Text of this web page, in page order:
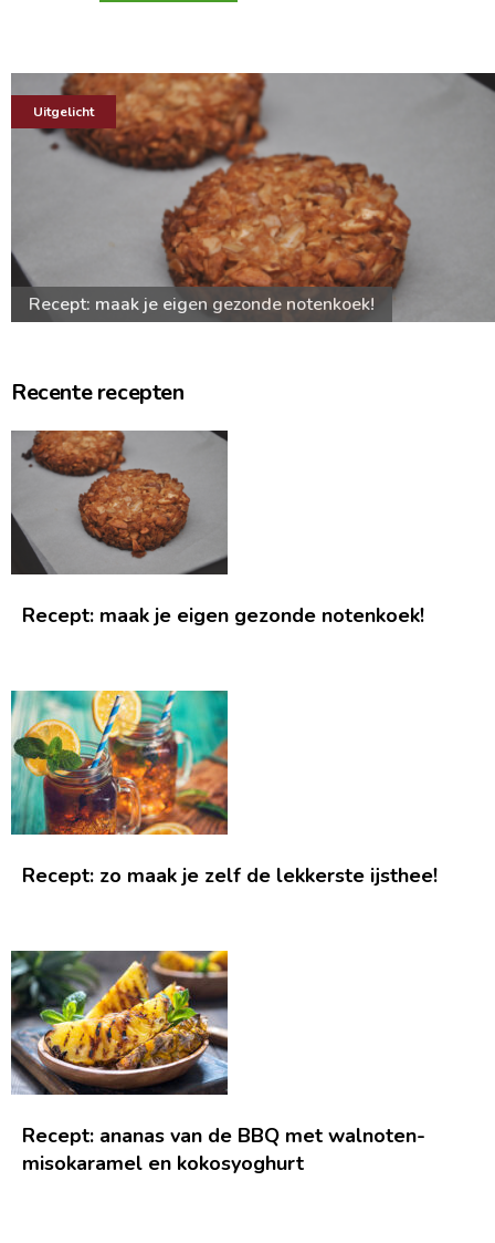
Uitgelicht
Recept: maak je eigen gezonde notenkoek!
Recente recepten
Recept: maak je eigen gezonde notenkoek!
Recept: zo maak je zelf de lekkerste ijsthee!
Recept: ananas van de BBQ met walnoten-
misokaramel en kokosyoghurt